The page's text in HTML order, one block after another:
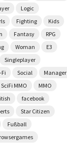
Logic
Fighting
Kids
Fantasy
RPG
Woman
E3
Singleplayer
Social
Manager
SciFi MMO
MMO
facebook
Star Citizen
Fußball